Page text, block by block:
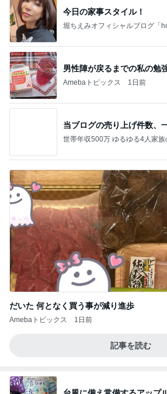
今日の家事スタイル！
堀ちえみオフィシャルブログ「
男性陣が戻るまでの私の勉
Amebaトピックス 1日前
当ブログの売り上げ件数、
世帯年収500万 ゆるゆる4人家
だいた 何となく買う事が減り進歩
Amebaトピックス 1日前
記事を読む